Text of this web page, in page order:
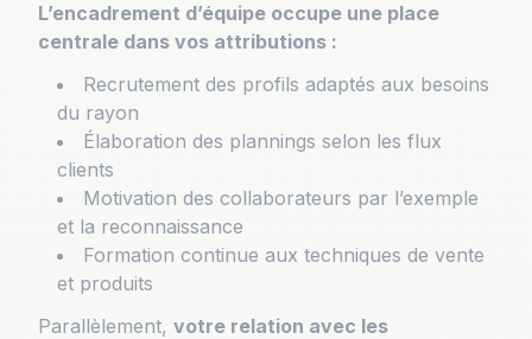
L’encadrement d’équipe occupe une place
centrale dans vos attributions :
Recrutement des profils adaptés aux besoins
du rayon
Élaboration des plannings selon les flux
clients
Motivation des collaborateurs par l’exemple
et la reconnaissance
Formation continue aux techniques de vente
et produits
Parallèlement, votre relation avec les